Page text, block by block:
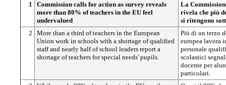
1
Commission calls for action as survey reveals
more than 80% of teachers in the EU feel
undervalued
La
rivela che più
si ritengono
2
More than a third of teachers in the European
Union work in schools with a shortage of qualified
staff and nearly half of school leaders report a
shortage of teachers for special needs' pupils.
Più di un terzo
europea lavora
personale
scolastici
docente per
particolari.